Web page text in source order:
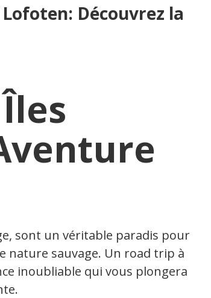
Découvrez la
sont un véritable paradis pour
nature sauvage. Un road trip à
inoubliable qui vous plongera